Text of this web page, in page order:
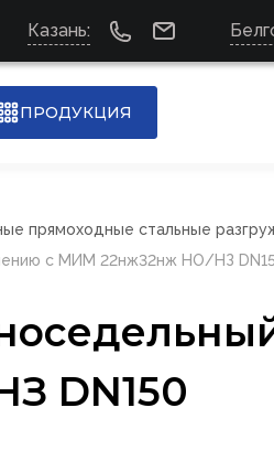
Казань:
ПРОДУКЦИЯ
прямоходные стальные
с МИМ 22нж32нж НО/НЗ
DN150